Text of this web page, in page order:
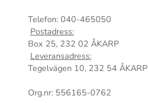
Telefon: 040-465050
Postadress:
Box 25, 232 02 ÅKARP
Leveransadress:
Tegelvägen 10, 232 54 ÅKARP
Org.nr: 556165-0762